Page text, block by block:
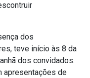
dos
teve início às 8 da
dos convidados.
apresentações de